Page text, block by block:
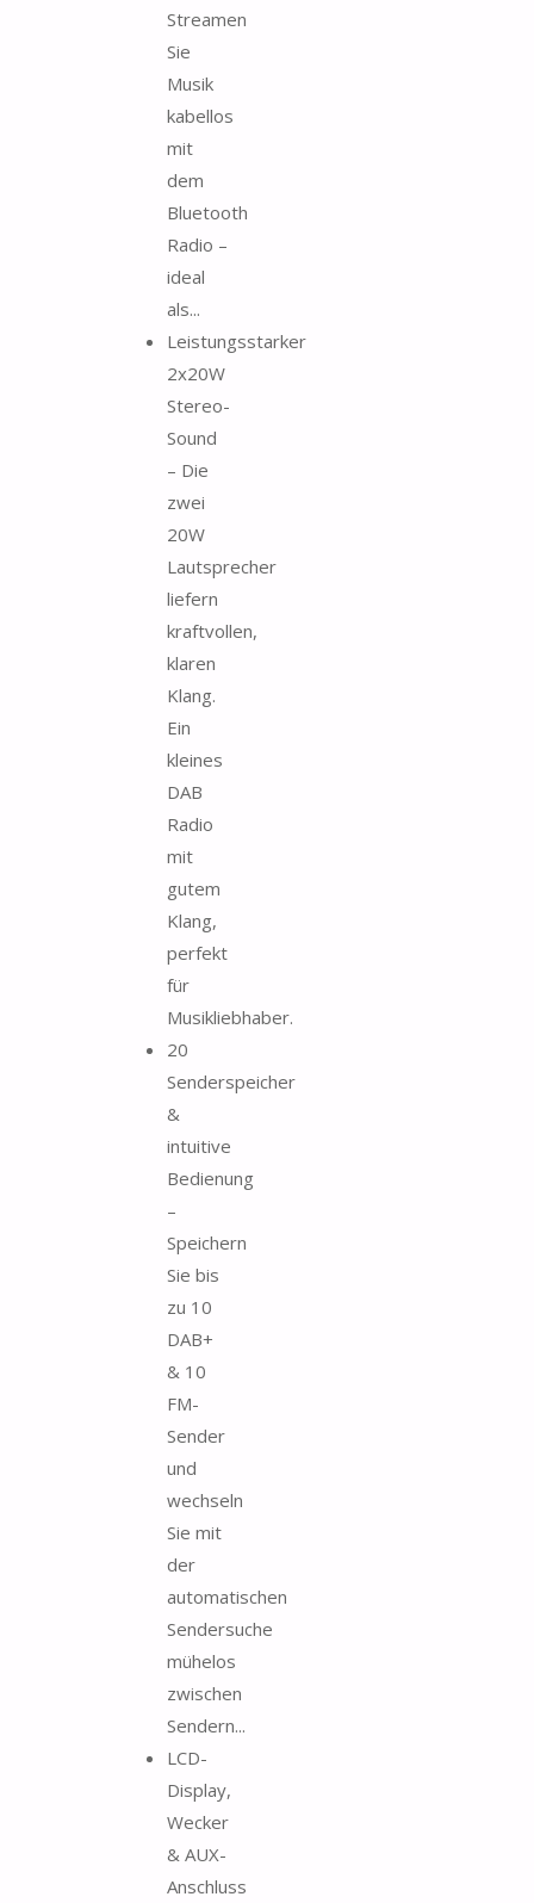
Streamen
Sie
Musik
kabellos
mit
dem
Bluetooth
Radio –
ideal
als...
Leistungsstarker
2x20W
Stereo-
Sound
– Die
zwei
20W
Lautsprecher
liefern
kraftvollen,
klaren
Klang.
Ein
kleines
DAB
Radio
mit
gutem
Klang,
perfekt
für
Musikliebhaber.
20
Senderspeicher
&
intuitive
Bedienung
–
Speichern
Sie bis
zu 10
DAB+
& 10
FM-
Sender
und
wechseln
Sie mit
der
automatischen
Sendersuche
mühelos
zwischen
Sendern...
LCD-
Display,
Wecker
& AUX-
Anschluss